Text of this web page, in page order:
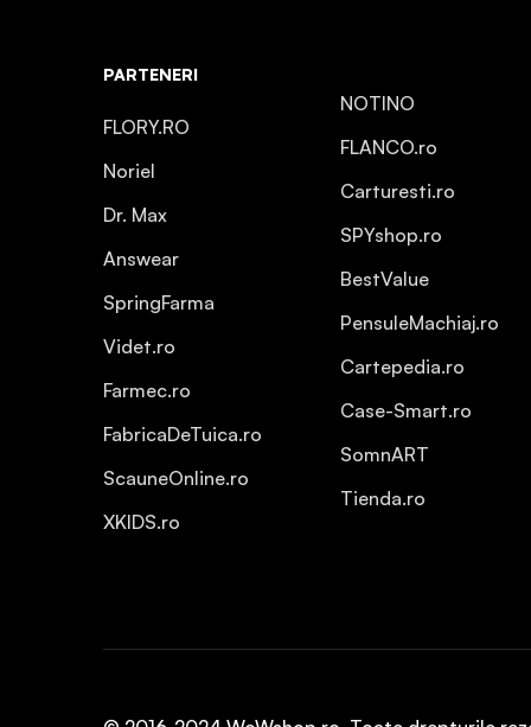
PARTENERI
FLORY.RO
Noriel
Dr. Max
Answear
SpringFarma
Videt.ro
Farmec.ro
FabricaDeTuica.ro
ScauneOnline.ro
XKIDS.ro
NOTINO
FLANCO.ro
Carturesti.ro
SPYshop.ro
BestValue
PensuleMachiaj.ro
Cartepedia.ro
Case-Smart.ro
SomnART
Tienda.ro